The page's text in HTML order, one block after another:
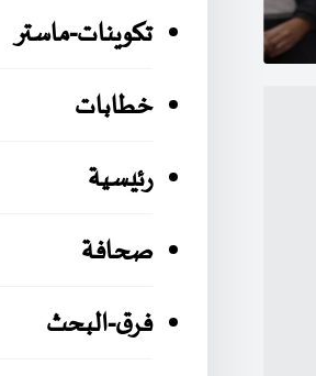
تكوينات-ماستر
خطابات
رئيسية
صحافة
فرق-البحث